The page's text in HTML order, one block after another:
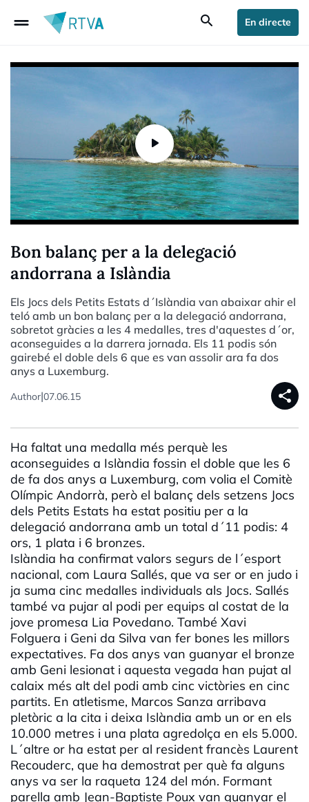
drag_handle search En directe
Bon balanç per a la delegació
andorrana a Islàndia
Els Jocs dels Petits Estats d´Islàndia van abaixar ahir el
teló amb un bon balanç per a la delegació andorrana,
sobretot gràcies a les 4 medalles, tres d'aquestes d´or,
aconseguides a la darrera jornada. Els 11 podis són
gairebé el doble dels 6 que es van assolir ara fa dos
anys a Luxemburg.
Author|07.06.15 share
Ha faltat una medalla més perquè les
aconseguides a Islàndia fossin el doble que les 6
de fa dos anys a Luxemburg, com volia el Comitè
Olímpic Andorrà, però el balanç dels setzens Jocs
dels Petits Estats ha estat positiu per a la
delegació andorrana amb un total d´11 podis: 4
ors, 1 plata i 6 bronzes.
Islàndia ha confirmat valors segurs de l´esport
nacional, com Laura Sallés, que va ser or en judo i
ja suma cinc medalles individuals als Jocs. Sallés
també va pujar al podi per equips al costat de la
jove promesa Lia Povedano. També Xavi
Folguera i Geni da Silva van fer bones les millors
expectatives. Fa dos anys van guanyar el bronze
amb Geni lesionat i aquesta vegada han pujat al
calaix més alt del podi amb cinc victòries en cinc
partits. En atletisme, Marcos Sanza arribava
pletòric a la cita i deixa Islàndia amb un or en els
10.000 metres i una plata agredolça en els 5.000.
L´altre or ha estat per al resident francès Laurent
Recouderc, que ha demostrat per què fa alguns
anys va ser la raqueta 124 del món. Formant
parella amb Jean-Baptiste Poux van guanyar el